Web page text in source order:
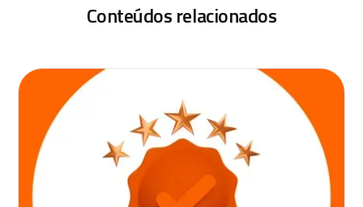
Conteúdos relacionados